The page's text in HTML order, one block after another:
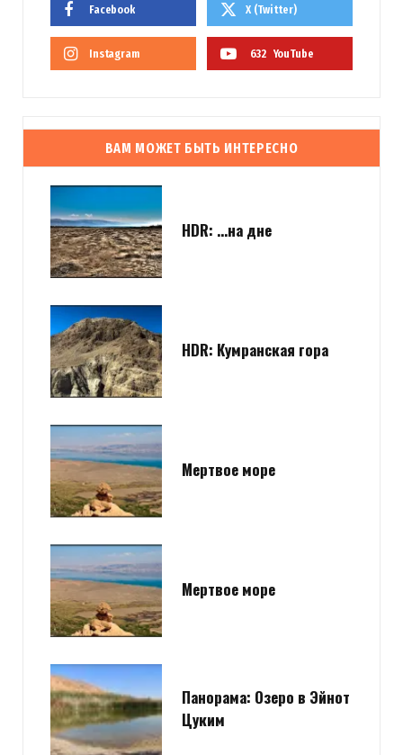
Facebook X (Twitter)
Instagram 632 YouTube
ВАМ МОЖЕТ БЫТЬ ИНТЕРЕСНО
HDR: …на дне
HDR: Кумранская гора
Мертвое море
Мертвое море
Панорама: Озеро в Эйнот
Цуким